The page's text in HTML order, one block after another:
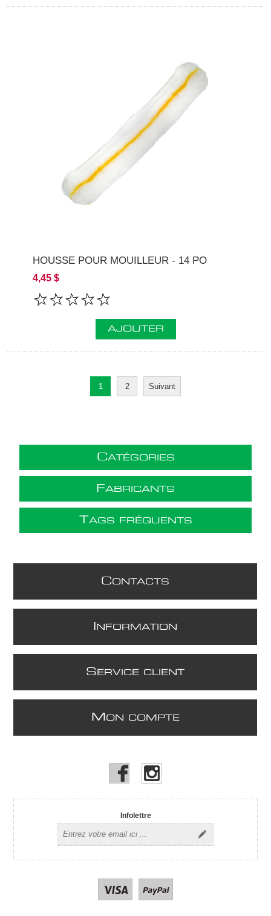
HOUSSE POUR MOUILLEUR - 14 PO
4,45 $
AJOUTER
1 2 Suivant
CATÉGORIES
FABRICANTS
TAGS FRÉQUENTS
CONTACTS
NFORMATION
S ERVICE CLIENT
M ON COMPTE
Infolettre